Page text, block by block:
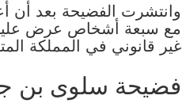
وانتشرت الفضيحة بعد أن
مع سبعة أشخاص عرض
غير قانوني في المملكة
فضيحة سلوى بن